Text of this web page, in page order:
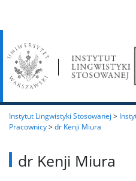
Kształcenia Tłumaczy
Terminy sesji zdalnych
Regulamin studiów
Ogłoszenia
Kontakt
Instytut Lingwistyki Stosowanej >
Pracownicy>dr Kenji Miura
dr Kenji Miura